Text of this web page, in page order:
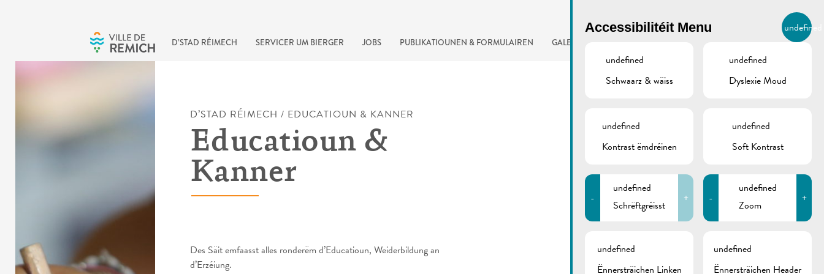
D’STAD RÉIMECH SERVICER UM BIERGER JOBS PUBLIKATIOUNEN & FORMULAIREN GALERIE LB
BIERGER.REMICH.LU
D’STAD RÉIMECH / EDUCATIOUN & KANNER
Educatioun &
Kanner
Des Säit emfaasst alles ronderëm d’Educatioun, Weiderbildung an
d’Erzéiung.
Accessibilitéit Menu undefined
undefined
Schwaarz & wäiss
undefined
Dyslexie Moud
undefined
Kontrast ëmdréinen
undefined
Soft Kontrast
-
undefined
Schrëftgréisst
+ -
undefined
Zoom
+
undefined
Ënnersträichen Linken
undefined
Ënnersträichen Header